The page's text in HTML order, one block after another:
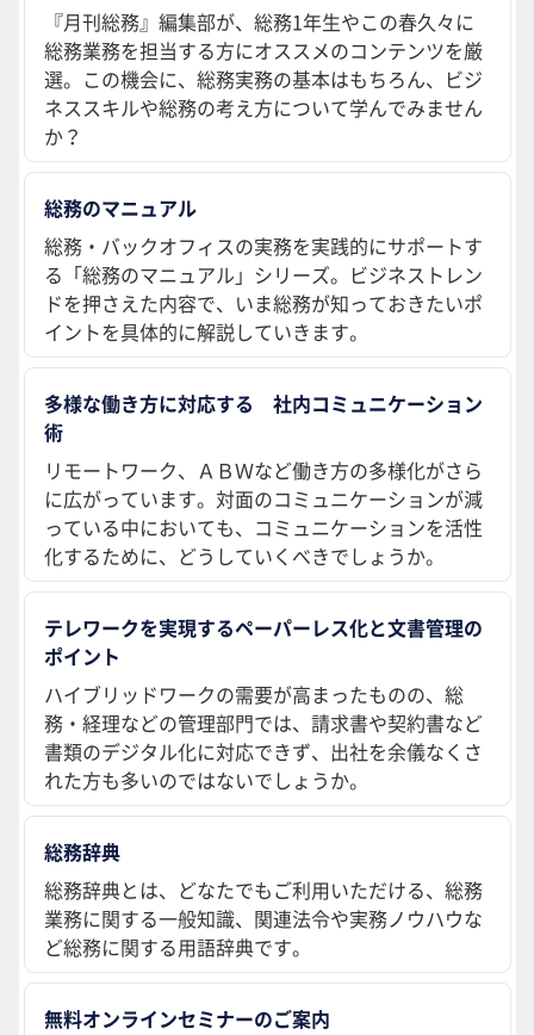
『月刊総務』編集部が、総務1年生やこの春久々に
総務業務を担当する方にオススメのコンテンツを厳
選。この機会に、総務実務の基本はもちろん、ビジ
ネススキルや総務の考え方について学んでみません
か？
総務のマニュアル
総務・バックオフィスの実務を実践的にサポートす
る「総務のマニュアル」シリーズ。ビジネストレン
ドを押さえた内容で、いま総務が知っておきたいポ
イントを具体的に解説していきます。
多様な働き方に対応する 社内コミュニケーション
術
リモートワーク、ＡＢＷなど働き方の多様化がさら
に広がっています。対面のコミュニケーションが減
っている中においても、コミュニケーションを活性
化するために、どうしていくべきでしょうか。
テレワークを実現するペーパーレス化と文書管理の
ポイント
ハイブリッドワークの需要が高まったものの、総
務・経理などの管理部門では、請求書や契約書など
書類のデジタル化に対応できず、出社を余儀なくさ
れた方も多いのではないでしょうか。
総務辞典
総務辞典とは、どなたでもご利用いただける、総務
業務に関する一般知識、関連法令や実務ノウハウな
ど総務に関する用語辞典です。
無料オンラインセミナーのご案内